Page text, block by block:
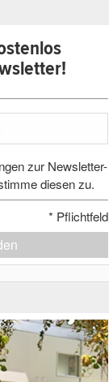
zur Newsletter-
diesen zu.
* Pflichtfeld